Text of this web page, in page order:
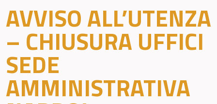
AVVISO ALL’UTENZA
– CHIUSURA UFFICI
SEDE
AMMINISTRATIVA